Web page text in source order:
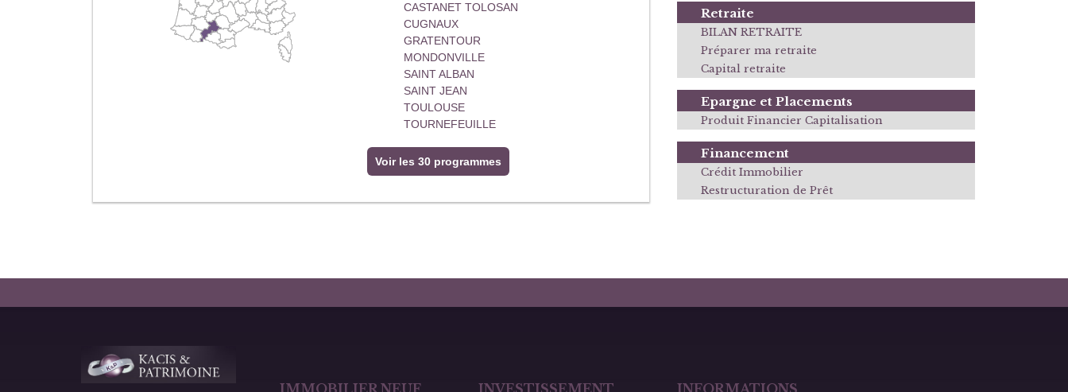
CASTANET TOLOSAN
CUGNAUX
GRATENTOUR
MONDONVILLE
SAINT ALBAN
SAINT JEAN
TOULOUSE
TOURNEFEUILLE
Voir les 30 programmes
Retraite
BILAN RETRAITE
Préparer ma retraite
Capital retraite
Epargne et Placements
Produit Financier Capitalisation
Financement
Crédit Immobilier
Restructuration de Prêt
IMMOBILIER NEUF INVESTISSEMENT INFORMATIONS